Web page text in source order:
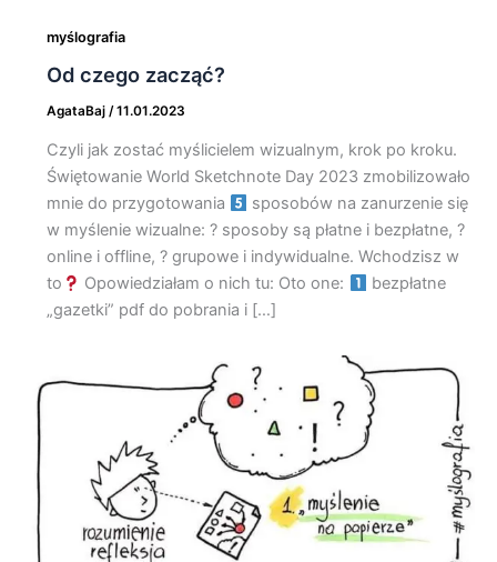
myślografia
Od czego zacząć?
AgataBaj /11.01.2023
Czyli jak zostać myślicielem wizualnym, krok po kroku.
Świętowanie World Sketchnote Day 2023 zmobilizowało
mnie do przygotowania
sposobów na zanurzenie się
w myślenie wizualne: ? sposoby są płatne i bezpłatne, ?
online i offline, ? grupowe i indywidualne. Wchodzisz w
to
Opowiedziałam o nich tu: Oto one:
bezpłatne
„gazetki” pdf do pobrania i […]